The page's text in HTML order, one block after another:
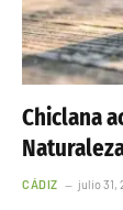
Chiclana
CÁDIZ julio 31,